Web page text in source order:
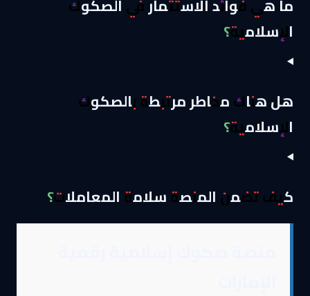
ما هي فوائد الاستثمار في الصكوك
الإسلامية؟
هل هناك مخاطر مرتبطة بالصكوك
الإسلامية؟
كيف تضمن المنصة سلامة المعاملات؟